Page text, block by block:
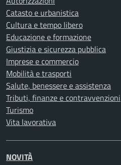
Catasto e urbanistica
Cultura e tempo libero
Educazione e formazione
Giustizia e sicurezza pubblica
Imprese e commercio
Mobilità e trasporti
Salute, benessere e assistenza
Tributi, finanze e contravvenzioni
Turismo
Vita lavorativa
NOVITÀ